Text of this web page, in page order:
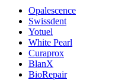
Opalescence
Swissdent
Yotuel
White Pearl
Curaprox
BlanX
BioRepair